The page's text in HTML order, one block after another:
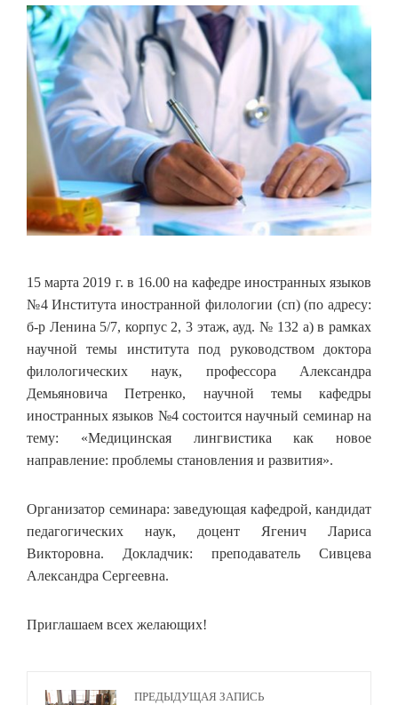
15 марта 2019 г. в 16.00 на кафедре иностранных языков
№4 Института иностранной филологии (сп) (по адресу:
б-р Ленина 5/7, корпус 2, 3 этаж, ауд. № 132 а) в рамках
научной темы института под руководством доктора
филологических наук, профессора Александра
Демьяновича Петренко, научной темы кафедры
иностранных языков №4 состоится научный семинар на
тему: «Медицинская лингвистика как новое
направление: проблемы становления и развития».
Организатор семинара: заведующая кафедрой, кандидат
педагогических наук, доцент Ягенич Лариса
Викторовна. Докладчик: преподаватель Сивцева
Александра Сергеевна.
Приглашаем всех желающих!
ПРЕДЫДУЩАЯ ЗАПИСЬ